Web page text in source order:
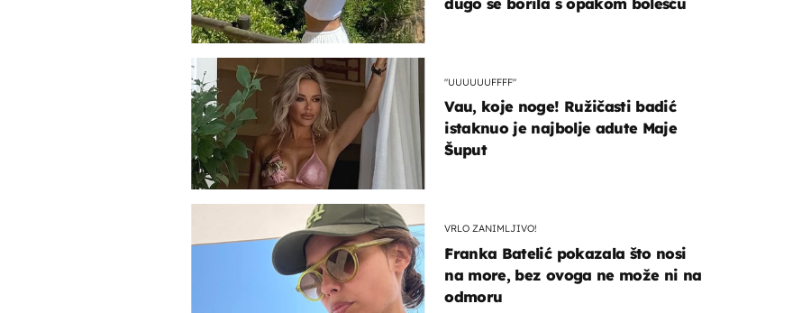
dugo se borila s opakom bolešću
"UUUUUUFFFF"
Vau, koje noge! Ružičasti badić
istaknuo je najbolje adute Maje
Šuput
VRLO ZANIMLJIVO!
Franka Batelić pokazala što nosi
na more, bez ovoga ne može ni na
odmoru